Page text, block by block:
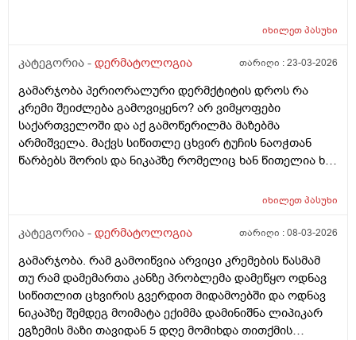
შეიძლება რომ უფრო გამიღიზიანდეს? და ამიხილეთპასუხი
კატეგორია - დერმატოლოგია თარიღი :23-03-2026
გამარჯობა პერიორალური დერმქტიტის დროს რა
კრემი შეიძლება გამოვიყენო? არ ვიმყოფები
საქართველოში და აქ გამოწერილმა მაზებმა
არმიშველა. მაქვს სიწითლე ცხვირ ტუჩის ნაოჭთან
წარბებს შორის და ნიკაპზე რომელიც ხან წითელია ხან
მირჩიეთ რა მაზი შემიძლია გამოვიყენო. მადლობა
იხილეთპასუხი
კატეგორია - დერმატოლოგია თარიღი :08-03-2026
გამარჯობა. რამ გამოიწვია არვიცი კრემების წასმამ
თუ რამ დამემართა კანზე პრობლემა დამეწყო ოდნავ
სიწითლით ცხვირის გვერდით მიდამოებში და ოდნავ
ნიკაპზე შემდეგ მოიმატა ექიმმა დამინიშნა ლიპიკარ
ეგზემის მაზი თავიდან 5 დღე მომიხდა თითქმის